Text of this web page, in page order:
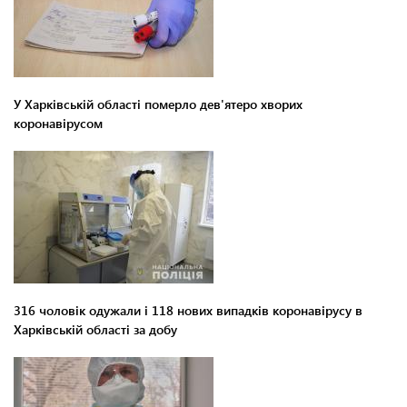
У Харківській області померло дев'ятеро хворих
коронавірусом
316 чоловік одужали і 118 нових випадків коронавірусу в
Харківській області за добу